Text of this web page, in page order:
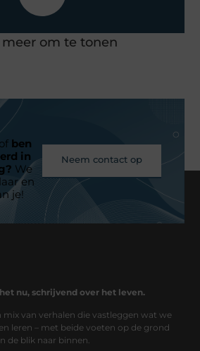
om te tonen
ben
in
We
en
je!
Neem contact op
nu, schrijvend over het leven.
mix van verhalen die vastleggen wat we
leren – met beide voeten op de grond
de blik naar binnen.